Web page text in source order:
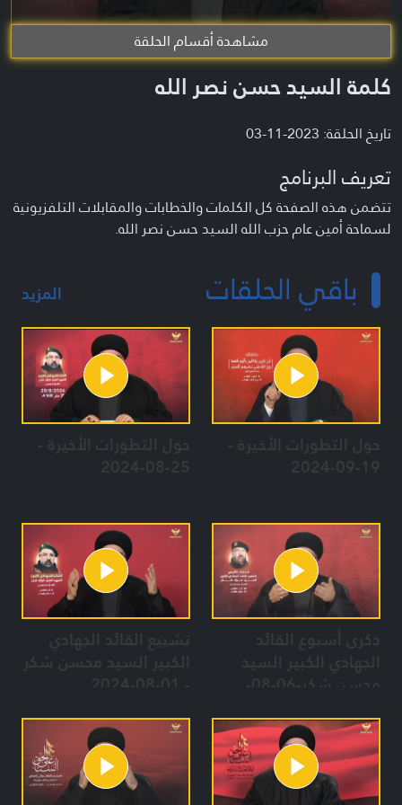
مشاهدة أقسام الحلقة
كلمة السيد حسن نصر الله
تاريخ الحلقة: 2023-11-03
تعريف البرنامج
تتضمن هذه الصفحة كل الكلمات والخطابات والمقابلات التلفزيونية
لسماحة أمين عام حزب الله السيد حسن نصر الله.
باقي الحلقات المزيد
حول التطورات الأخيرة -
19-09-2024
حول التطورات الأخيرة -
25-08-2024
ذكرى أسبوع القائد
الجهادي الكبير السيد
تشييع القائد الجهادي
الكبير السيد محسن شكر